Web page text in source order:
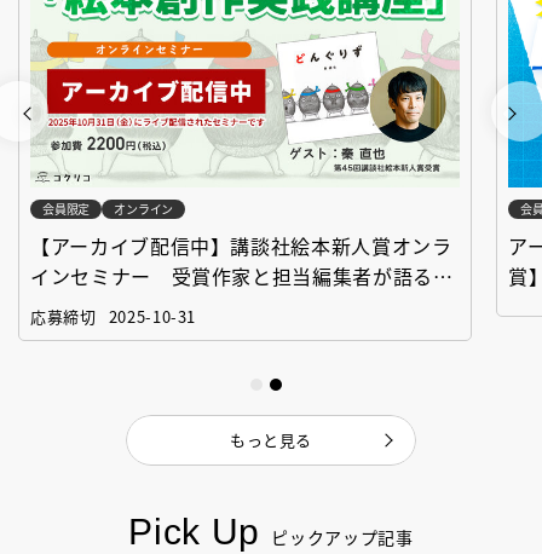
Pick Up ピックアップ記事
会員限定 オンライン
【アーカイブ配信中】講談社絵本新人賞オンラ
インセミナー 受賞作家と担当編集者が語る
「絵本創作実践講座」
応募締切 2025-10-31
会
ア
賞
もっと見る